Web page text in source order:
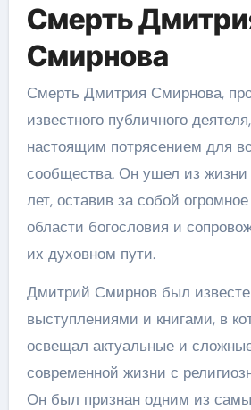
Смерть
Смирнова
Смерть Дмитрия Смирнова,
известного публичного
настоящим потрясением для
сообщества. Он ушел из жизни
лет, оставив за собой
области богословия и
их духовном пути.
Дмитрий Смирнов был
выступлениями и книгами, в
освещал актуальные и
современной жизни с
Он был признан одним из